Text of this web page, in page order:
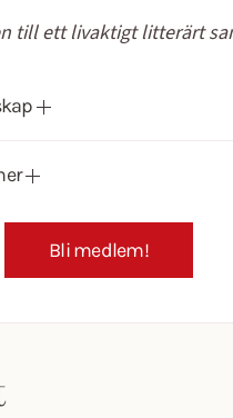
till ett livaktigt litterärt
Bli medlem!